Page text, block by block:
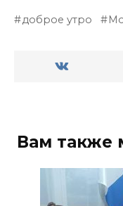
доброе утро
Вам также